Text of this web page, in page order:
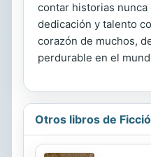
contar historias nunca
dedicación y talento
corazón de muchos,
perdurable en el
Otros libros de